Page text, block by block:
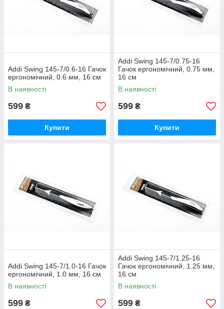
Addi Swing 145-7/0.6-16 Гачок
ергономічний, 0.6 мм, 16 см
В наявності
599 ₴
Купити
Addi Swing 145-7/0.75-16
Гачок ергономічний, 0.75 мм,
16 см
В наявності
599 ₴
Купити
Addi Swing 145-7/1.0-16 Гачок
ергономічний, 1.0 мм, 16 см
В наявності
599 ₴
Addi Swing 145-7/1.25-16
Гачок ергономічний, 1.25 мм,
16 см
В наявності
599 ₴